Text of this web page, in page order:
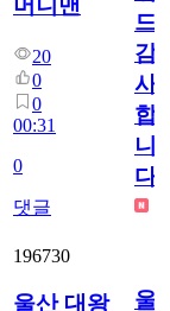
머니맨
20
0
0
00:31
0
댓글
드
감
사
합
니
다
196730
울산 대왕
울